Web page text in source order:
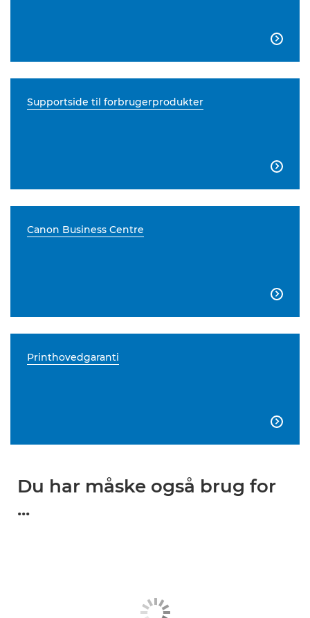

Supportside til forbrugerprodukter

Canon Business Centre

Printhovedgaranti

Du har måske også brug for
...